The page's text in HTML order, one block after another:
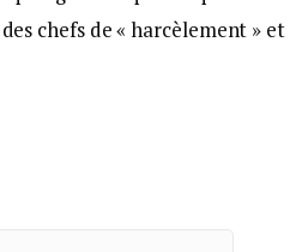
chefs de « harcèlement » et